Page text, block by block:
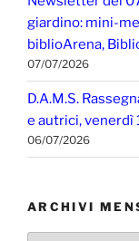
giardino: mini-
biblioArena,
07/07/2026
D.A.M.S.
e autrici, venerdì
06/07/2026
ARCHIVI